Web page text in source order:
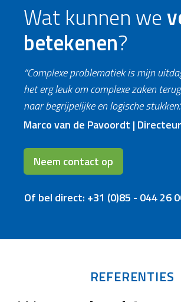
Wat kunnen we
betekenen?
“Complexe problematiek is mijn
het erg leuk om complexe zaken
naar begrijpelijke en logische
Marco van de Pavoordt | Directeur
Neem contact op
Of bel direct: +31 (0)85 - 044 26
REFERENTIES